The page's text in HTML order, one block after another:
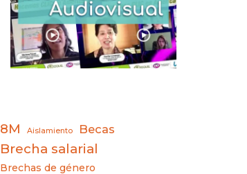
8M Aislamiento Becas
Brecha salarial
Brechas de género